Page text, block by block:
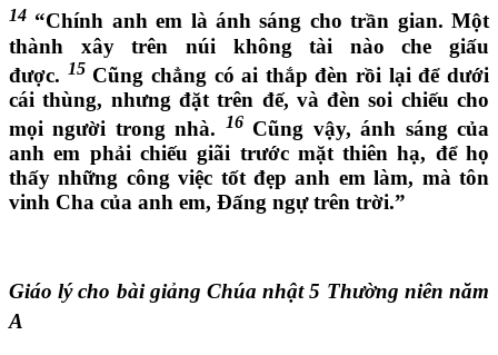
14 “Chính anh em là ánh sáng cho trần gian. Một
thành xây trên núi không tài nào che giấu
được. 15Cũng chẳng có ai thắp đèn rồi lại để dưới
cái thùng, nhưng đặt trên đế, và đèn soi chiếu cho
mọi người trong nhà.
16Cũng vậy, ánh sáng của
anh em phải chiếu giãi trước mặt thiên hạ, để họ
thấy những công việc tốt đẹp anh em làm, mà tôn
vinh Cha của anh em, Đấng ngự trên trời.”
Giáo lý cho bài giảng Chúa nhật 5 Thường niên năm
A